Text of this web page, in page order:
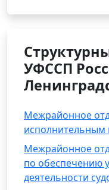
УФССП
Межрайонное
исполнительным
Межрайонное
по обеспечению
деятельности